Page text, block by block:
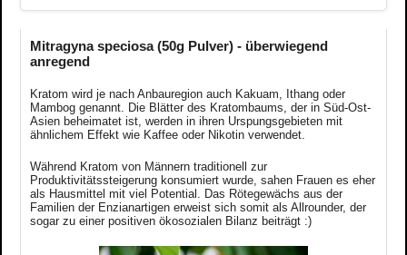
Mitragyna speciosa (50g Pulver) - überwiegend
anregend
Kratom wird je nach Anbauregion auch Kakuam, Ithang oder
Mambog genannt. Die Blätter des Kratombaums, der in Süd-Ost-
Asien beheimatet ist, werden in ihren Urspungsgebieten mit
ähnlichem Effekt wie Kaffee oder Nikotin verwendet.
Während Kratom von Männern traditionell zur
Produktivitätssteigerung konsumiert wurde, sahen Frauen es eher
als Hausmittel mit viel Potential. Das Rötegewächs aus der
Familien der Enzianartigen erweist sich somit als Allrounder, der
sogar zu einer positiven ökosozialen Bilanz beiträgt :)